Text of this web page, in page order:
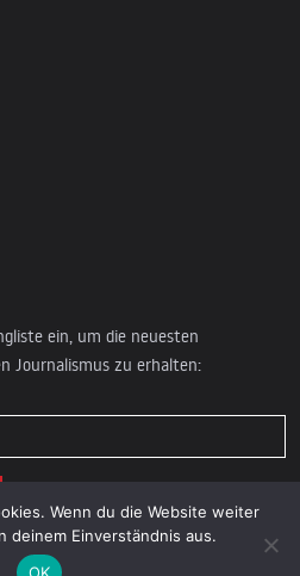
ein, um die neuesten
Journalismus zu erhalten:
Wenn du die Website weiter
deinem Einverständnis aus.
OK